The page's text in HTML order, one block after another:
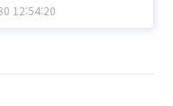
12:54:20